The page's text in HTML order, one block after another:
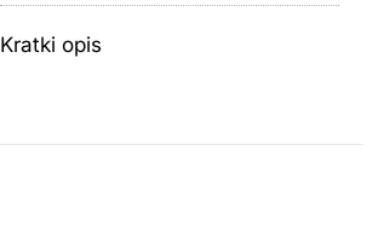
Kratki opis